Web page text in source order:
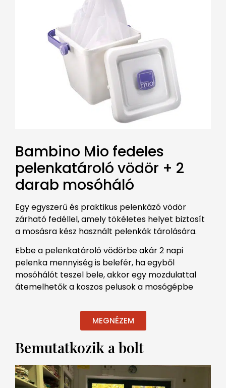
Bambino Mio fedeles
pelenkatároló vödör + 2
darab mosóháló
Egy egyszerű és praktikus pelenkázó vödör
zárható fedéllel, amely tökéletes helyet biztosít
a mosásra kész használt pelenkák tárolására.
Ebbe a pelenkatároló vödörbe akár 2 napi
pelenka mennyiség is belefér, ha egyből
mosóhálót teszel bele, akkor egy mozdulattal
átemelhetők a koszos pelusok a mosógépbe
MEGNÉZEM
Bemutatkozik a bolt